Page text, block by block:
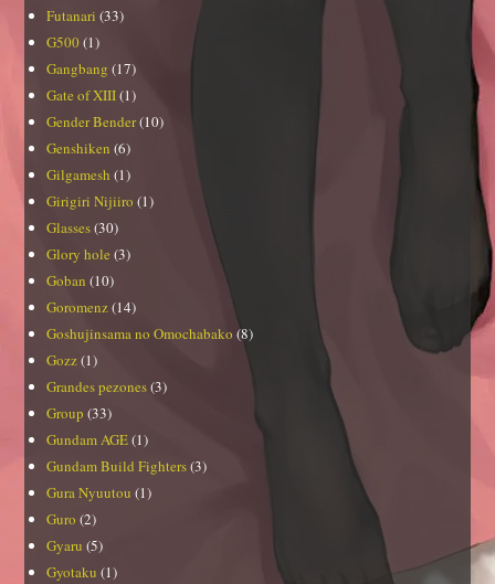
Futanari (33)
G500 (1)
Gangbang (17)
Gate of XIII(1)
Gender Bender(10)
Genshiken (6)
Gilgamesh (1)
Girigiri Nijiiro (1)
Glasses(30)
Glory hole (3)
Goban (10)
Goromenz(14)
Goshujinsama no Omochabako (8)
Gozz(1)
Grandes pezones(3)
Group (33)
Gundam AGE(1)
Gundam Build Fighters(3)
Gura Nyuutou (1)
Guro (2)
Gyaru (5)
Gyotaku (1)